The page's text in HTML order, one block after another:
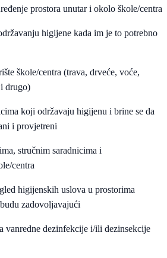
prostora unutar i okolo škole/centra
higijene kada im je to potrebno
škole/centra (trava, drveće, voće,
drugo)
koji održavaju higijenu i brine se da
i provjetreni
stručnim saradnicima i
centra
higijenskih uslova u prostorima
zadovoljavajući
vanredne dezinfekcije i/ili dezinsekcije